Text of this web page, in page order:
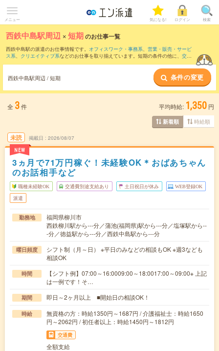
メニュー 気になる! ログイン 検索
西鉄中島駅周辺 ×短期のお仕事一覧
西鉄中島駅の派遣のお仕事情報です。 オフィスワーク・事務系、 営業・販売・サービ
ス系、 クリエイティブ系などのお仕事を取り揃えています。短期の条件の他に、 交通
西鉄中島駅周辺 / 短期 条件の変更
全 3件 平均時給: 1,350 円
新着順 時給順
未読
NEW
掲載日 2026/08/07
3ヵ月で71万円稼ぐ！未経験OK＊おばあちゃん
のお話相手など
職種未経験OK 交通費別途支給あり 土日祝日が休み WEB登録OK
派遣
勤務地
福岡県柳川市
西鉄柳川駅から---分／蒲池(福岡県)駅から---分／塩塚駅から--
-分／徳益駅から---分／西鉄中島駅から---分
曜日頻度
シフト制（月～日） ※平日のみなどの相談もOK ※週3なども
相談OK
時間
【シフト例】07:00～16:0009:00～18:0017:00～09:00※ 上記
は一例です！そ…
期間 即日～2ヶ月以上 ■開始日の相談OK！
時給
無資格の方：時給1350円～1687円 / 介護福祉士：時給1650
円～2062円 / 初任者以上：時給1450円～1812円
交通費
全額支給